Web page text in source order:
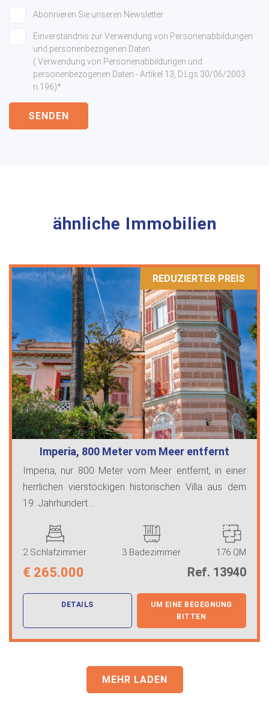
Abonnieren Sie unseren Newsletter
Einverständnis zur Verwendung von Personenabbildungen
und personenbezogenen Daten
( Verwendung von Personenabbildungen und
personenbezogenen Daten - Artikel 13, D.Lgs 30/06/2003
n.196)*
SENDEN
ähnliche Immobilien
REDUZIERTER PREIS
Imperia, 800 Meter vom Meer entfernt
Imperia, nur 800 Meter vom Meer entfernt, in einer
herrlichen vierstöckigen historischen Villa aus dem
19. Jahrhundert ...
2 Schlafzimmer 3 Badezimmer 176 QM
€ 265.000 Ref. 13940
DETAILS
UM EINE BEGEGNUNG
BITTEN
MEHR LADEN